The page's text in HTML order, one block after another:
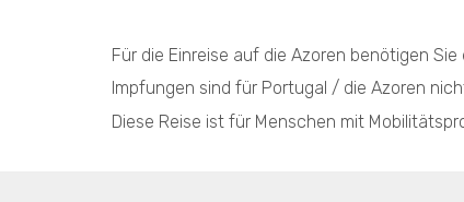
Für die Einreise auf die Azoren benötigen
Impfungen sind für Portugal / die Azoren
Diese Reise ist für Menschen mit